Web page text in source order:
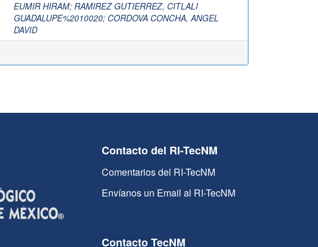
EUMIR HIRAM; RAMIREZ GUTIERREZ, CITLALI
GUADALUPE%2010020; CORDOVA CONCHA, ANGEL
DAVID
Contacto del RI-TecNM
Comentarios del RI-TecNM
Envíanos un Email al RI-TecNM
Contacto TecNM